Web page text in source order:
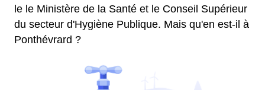
le le Ministère de la Santé et le Conseil Supérieur
du secteur d'Hygiène Publique. Mais qu'en est-il à
Ponthévrard ?